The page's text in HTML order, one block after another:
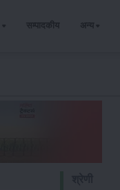
सम्पादकीय अन्य